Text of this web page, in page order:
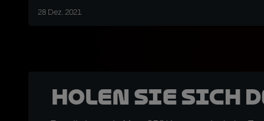
28 Dez. 2021
Holen Sie sich